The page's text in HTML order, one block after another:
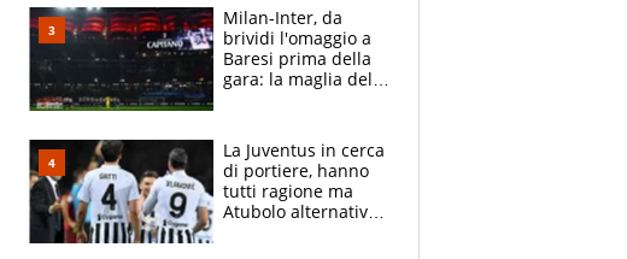
Milan-Inter, da
brividi l'omaggio a
Baresi prima della
gara: la maglia del
La Juventus in cerca
di portiere, hanno
tutti ragione ma
Atubolo alternativa